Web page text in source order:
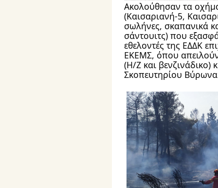
Ακολούθησαν τα
(Καισαριανή-5,
σωλήνες, σκαπανικά
σάντουιτς) που
εθελοντές της ΕΔΔΚ
ΕΚΕΜΣ, όπου
(Η/Z και βενζινάδικο)
Σκοπευτηρίου